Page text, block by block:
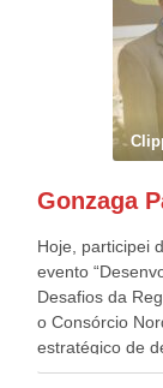
o deste ano, o
quatro
anualmente
Esplanada dos
preparou
pessoas, só
Patriota.
Hoje, participei
evento
Desafios da
o Consórcio
estratégico de
desafios para a